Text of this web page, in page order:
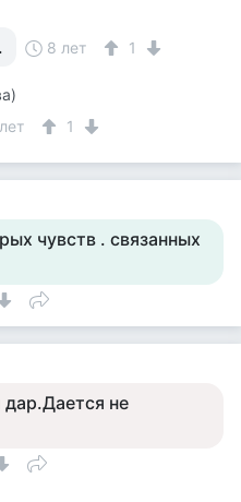
8 лет 1
1
чувств . связанных
не